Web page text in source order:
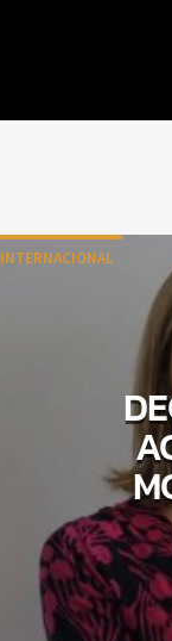
INTERNACIONAL